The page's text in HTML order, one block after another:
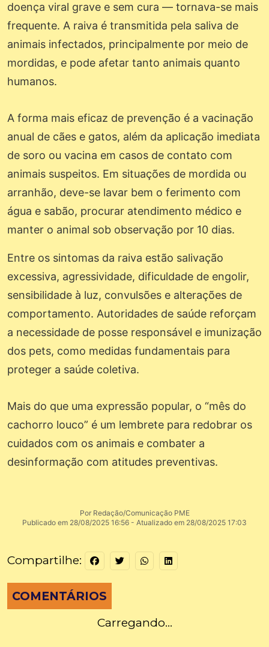
doença viral grave e sem cura — tornava-se mais
frequente. A raiva é transmitida pela saliva de
animais infectados, principalmente por meio de
mordidas, e pode afetar tanto animais quanto
humanos.
A forma mais eficaz de prevenção é a vacinação
anual de cães e gatos, além da aplicação imediata
de soro ou vacina em casos de contato com
animais suspeitos. Em situações de mordida ou
arranhão, deve-se lavar bem o ferimento com
água e sabão, procurar atendimento médico e
manter o animal sob observação por 10 dias.
Entre os sintomas da raiva estão salivação
excessiva, agressividade, dificuldade de engolir,
sensibilidade à luz, convulsões e alterações de
comportamento. Autoridades de saúde reforçam
a necessidade de posse responsável e imunização
dos pets, como medidas fundamentais para
proteger a saúde coletiva.
Mais do que uma expressão popular, o “mês do
cachorro louco” é um lembrete para redobrar os
cuidados com os animais e combater a
desinformação com atitudes preventivas.
Por Redação/Comunicação PME
Publicado em 28/08/2025 16:56 - Atualizado em 28/08/2025 17:03
Compartilhe:
COMENTÁRIOS
Carregando...